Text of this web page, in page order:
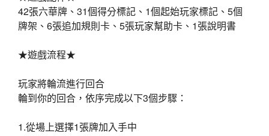
42張六華牌、31個得分標記、1個起始玩家標記、5個
牌架、6張追加規則卡、5張玩家幫助卡、1張說明書
★遊戲流程★
玩家將輪流進行回合
輪到你的回合，依序完成以下3個步驟：
1.從場上選擇1張牌加入手中